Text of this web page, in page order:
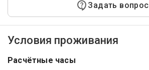
Задать вопрос
Условия проживания
Расчётные часы